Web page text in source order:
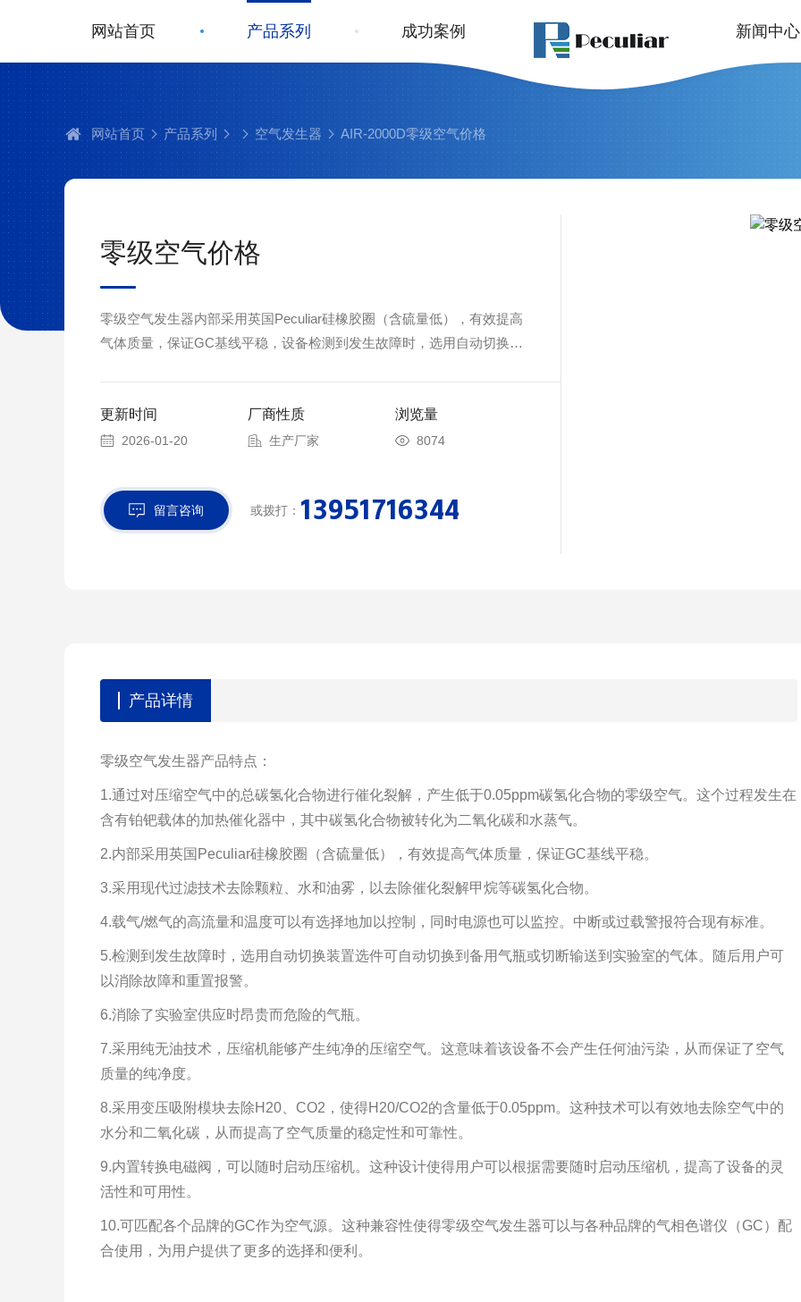
网站首页 产品系列 成功案例 新闻中心
网站首页 产品系列 空气发生器 AIR-2000D零级空气价格
零级空气价格
零级空气发生器内部采用英国Peculiar硅橡胶圈（含硫量低），有效提高
气体质量，保证GC基线平稳，设备检测到发生故障时，选用自动切换装
更新时间
2026-01-20
厂商性质
生产厂家
浏览量
8074
留言咨询 或拨打： 13951716344
产品详情
零级空气发生器产品特点：
1.通过对压缩空气中的总碳氢化合物进行催化裂解，产生低于0.05ppm碳氢化合物的零级空气。这个过程发生在
含有铂钯载体的加热催化器中，其中碳氢化合物被转化为二氧化碳和水蒸气。
2.内部采用英国Peculiar硅橡胶圈（含硫量低），有效提高气体质量，保证GC基线平稳。
3.采用现代过滤技术去除颗粒、水和油雾，以去除催化裂解甲烷等碳氢化合物。
4.载气/燃气的高流量和温度可以有选择地加以控制，同时电源也可以监控。中断或过载警报符合现有标准。
5.检测到发生故障时，选用自动切换装置选件可自动切换到备用气瓶或切断输送到实验室的气体。随后用户可
以消除故障和重置报警。
6.消除了实验室供应时昂贵而危险的气瓶。
7.采用纯无油技术，压缩机能够产生纯净的压缩空气。这意味着该设备不会产生任何油污染，从而保证了空气
质量的纯净度。
8.采用变压吸附模块去除H20、CO2，使得H20/CO2的含量低于0.05ppm。这种技术可以有效地去除空气中的
水分和二氧化碳，从而提高了空气质量的稳定性和可靠性。
9.内置转换电磁阀，可以随时启动压缩机。这种设计使得用户可以根据需要随时启动压缩机，提高了设备的灵
活性和可用性。
10.可匹配各个品牌的GC作为空气源。这种兼容性使得零级空气发生器可以与各种品牌的气相色谱仪（GC）配
合使用，为用户提供了更多的选择和便利。